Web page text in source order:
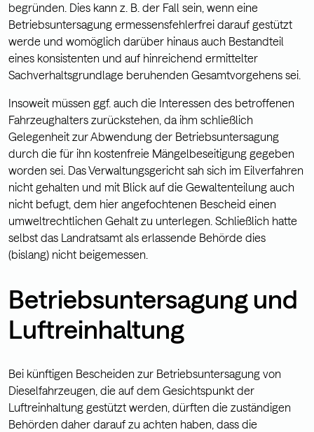
begründen. Dies kann z. B. der Fall sein, wenn eine
Betriebsuntersagung ermessensfehlerfrei darauf gestützt
werde und womöglich darüber hinaus auch Bestandteil
eines konsistenten und auf hinreichend ermittelter
Sachverhaltsgrundlage beruhenden Gesamtvorgehens sei.
Insoweit müssen ggf. auch die Interessen des betroffenen
Fahrzeughalters zurückstehen, da ihm schließlich
Gelegenheit zur Abwendung der Betriebsuntersagung
durch die für ihn kostenfreie Mängelbeseitigung gegeben
worden sei. Das Verwaltungsgericht sah sich im Eilverfahren
nicht gehalten und mit Blick auf die Gewaltenteilung auch
nicht befugt, dem hier angefochtenen Bescheid einen
umweltrechtlichen Gehalt zu unterlegen. Schließlich hatte
selbst das Landratsamt als erlassende Behörde dies
(bislang) nicht beigemessen.
Betriebsuntersagung und
Luftreinhaltung
Bei künftigen Bescheiden zur Betriebsuntersagung von
Dieselfahrzeugen, die auf dem Gesichtspunkt der
Luftreinhaltung gestützt werden, dürften die zuständigen
Behörden daher darauf zu achten haben, dass die